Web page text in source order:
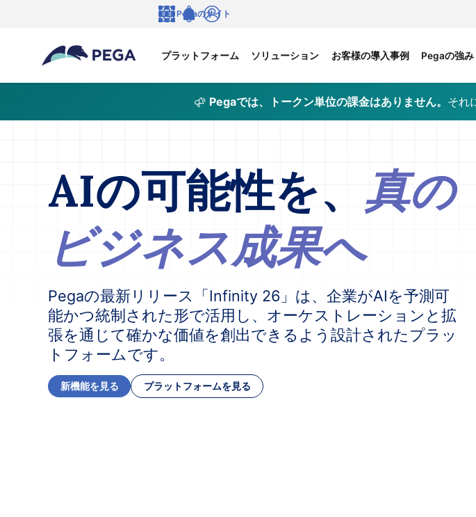
プラットフォーム ソリューション お客様の導入事例 Pegaの強み
Pegaのサイト
Pegaでは、トークン単位の課金はありません。 それ
AIの可能性を、 真の
ビジネス成果へ
Pegaの最新リリース「Infinity 26」は、企業がAIを予測可
能かつ統制された形で活用し、オーケストレーションと拡
張を通じて確かな価値を創出できるよう設計されたプラッ
トフォームです。
新機能を見る プラットフォームを見る